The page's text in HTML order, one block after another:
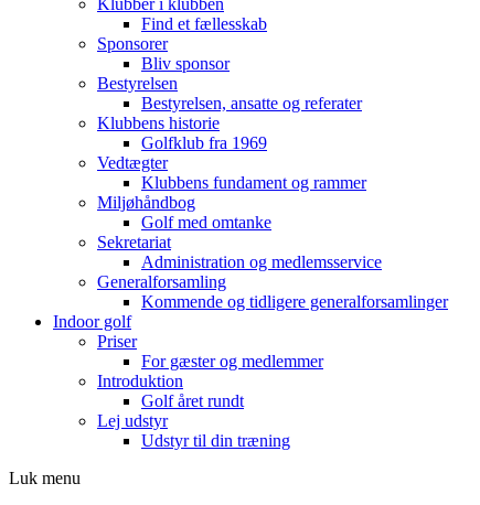
Klubber i klubben
Find et fællesskab
Sponsorer
Bliv sponsor
Bestyrelsen
Bestyrelsen, ansatte og referater
Klubbens historie
Golfklub fra 1969
Vedtægter
Klubbens fundament og rammer
Miljøhåndbog
Golf med omtanke
Sekretariat
Administration og medlemsservice
Generalforsamling
Kommende og tidligere generalforsamlinger
Indoor golf
Priser
For gæster og medlemmer
Introduktion
Golf året rundt
Lej udstyr
Udstyr til din træning
Luk menu